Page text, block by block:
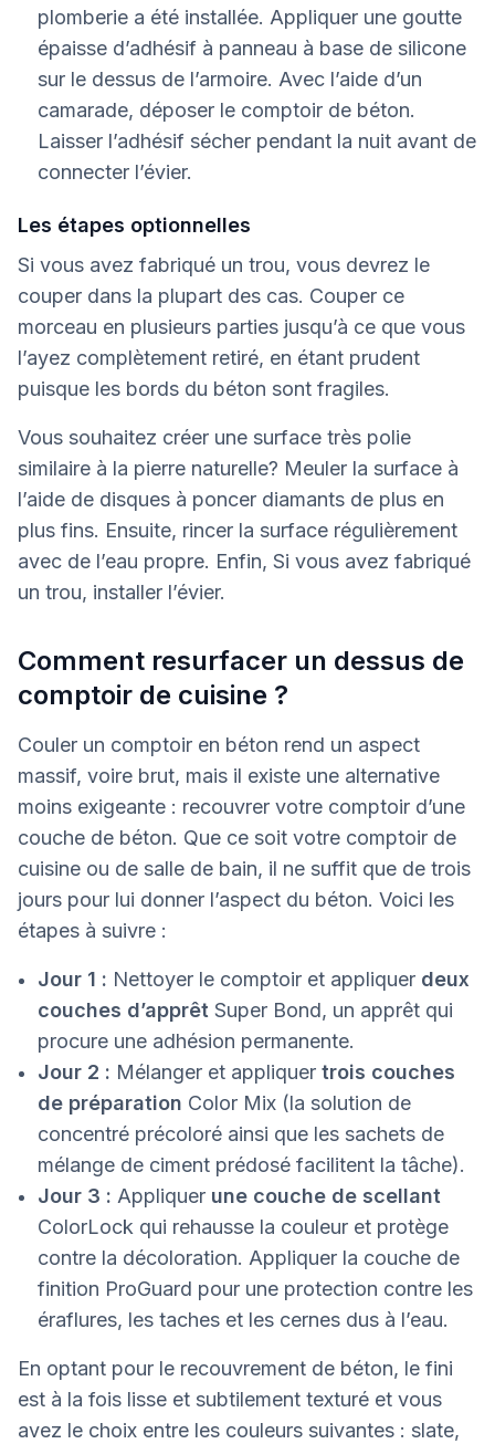
plomberie a été installée. Appliquer une goutte
épaisse d’adhésif à panneau à base de silicone
sur le dessus de l’armoire. Avec l’aide d’un
camarade, déposer le comptoir de béton.
Laisser l’adhésif sécher pendant la nuit avant de
connecter l’évier.
Les étapes optionnelles
Si vous avez fabriqué un trou, vous devrez le
couper dans la plupart des cas. Couper ce
morceau en plusieurs parties jusqu’à ce que vous
l’ayez complètement retiré, en étant prudent
puisque les bords du béton sont fragiles.
Vous souhaitez créer une surface très polie
similaire à la pierre naturelle? Meuler la surface à
l’aide de disques à poncer diamants de plus en
plus fins. Ensuite, rincer la surface régulièrement
avec de l’eau propre. Enfin, Si vous avez fabriqué
un trou, installer l’évier.
Comment resurfacer un dessus de
comptoir de cuisine ?
Couler un comptoir en béton rend un aspect
massif, voire brut, mais il existe une alternative
moins exigeante : recouvrer votre comptoir d’une
couche de béton. Que ce soit votre comptoir de
cuisine ou de salle de bain, il ne suffit que de trois
jours pour lui donner l’aspect du béton. Voici les
étapes à suivre :
Jour 1 : Nettoyer le comptoir et appliquer deux
couches d’apprêt Super Bond, un apprêt qui
procure une adhésion permanente.
Jour 2 : Mélanger et appliquer trois couches
de préparation Color Mix (la solution de
concentré précoloré ainsi que les sachets de
mélange de ciment prédosé facilitent la tâche).
Jour 3 : Appliquer une couche de scellant
ColorLock qui rehausse la couleur et protège
contre la décoloration. Appliquer la couche de
finition ProGuard pour une protection contre les
éraflures, les taches et les cernes dus à l’eau.
En optant pour le recouvrement de béton, le fini
est à la fois lisse et subtilement texturé et vous
avez le choix entre les couleurs suivantes : slate,